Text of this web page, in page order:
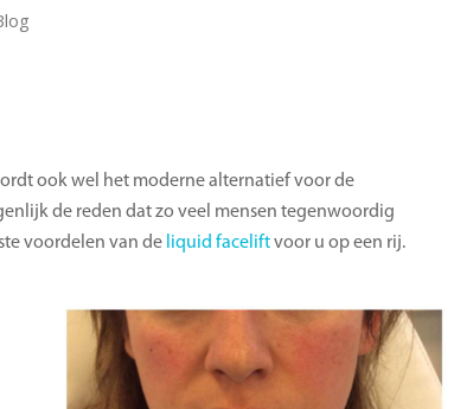
ook wel het moderne alternatief voor de
de reden dat zo veel mensen tegenwoordig
voordelen van de liquid faceliftvoor u op een rij.